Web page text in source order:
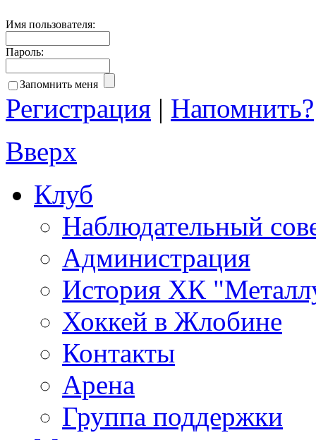
Имя пользователя:
Пароль:
Запомнить меня
Регистрация | Напомнить?
Вверх
Клуб
Наблюдательный
Администрация
История ХК
Хоккей в Жлобине
Контакты
Арена
Группа поддержки